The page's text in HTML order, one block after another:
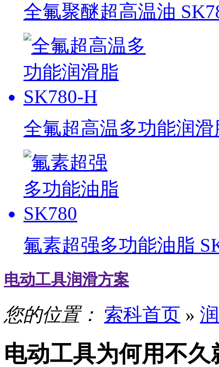
全氟聚醚超高温油
全氟超高温多功能润滑
氟素超强多功能油脂
电动工具润滑方案
您的位置： 索科首页 »
电动工具为何用不